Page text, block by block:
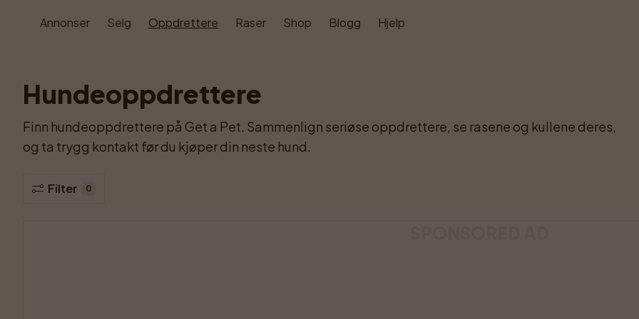
Annonser Selg Oppdrettere Raser Shop Blogg Hjelp
Hundeoppdrettere
Finn hundeoppdrettere på Get a Pet. Sammenlign seriøse oppdrettere, se rasene og kullene deres,
og ta trygg kontakt før du kjøper din neste hund.
Filter 0